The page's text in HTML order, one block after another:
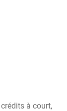
à court,